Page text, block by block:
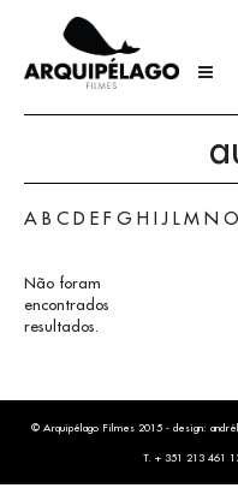
A B C D E F G H I J L M N O
Não foram
encontrados
resultados.
© Arquipélago Filmes 2015 - design:
T. + 351 213 461